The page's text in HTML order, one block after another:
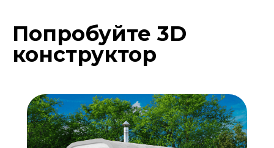
Попробуйте 3D
конструктор
Подберите расцветку
бани